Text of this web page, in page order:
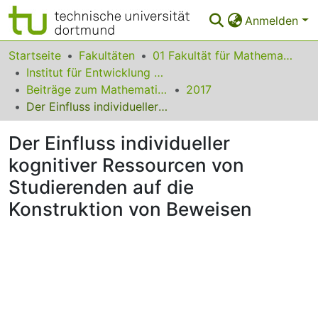
Anmelden
Bereiche & Sammlungen
Das gesamte Repositorium
Statistiken
FAQ
Leitlinien
Zurück zur Startseite
Startseite Fakultäten
01 Fakultät für Mathematik
Institut für Entwicklung und Erforschung des Mathematikunterrichts
Beiträge zum Mathematikunterricht
2017
Der Einfluss individueller kognitiver Ressourcen von Studierenden auf die Konstruktion von Beweisen
Der Einfluss individueller
kognitiver Ressourcen von
Studierenden auf die
Konstruktion von Beweisen